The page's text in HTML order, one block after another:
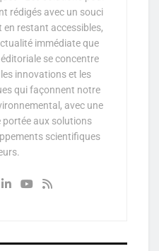
rédigés avec un souci
restant accessibles,
immédiate que
se concentre
innovations et les
qui façonnent notre
avec une
aux solutions
scientifiques